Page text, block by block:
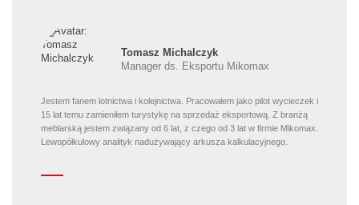
Tomasz Michalczyk
Manager ds. Eksportu Mikomax
Jestem fanem lotnictwa i kolejnictwa. Pracowałem jako pilot wycieczek i
15 lat temu zamieniłem turystykę na sprzedaż eksportową. Z branżą
meblarską jestem związany od 6 lat, z czego od 3 lat w firmie Mikomax.
Lewopółkulowy analityk nadużywający arkusza kalkulacyjnego.